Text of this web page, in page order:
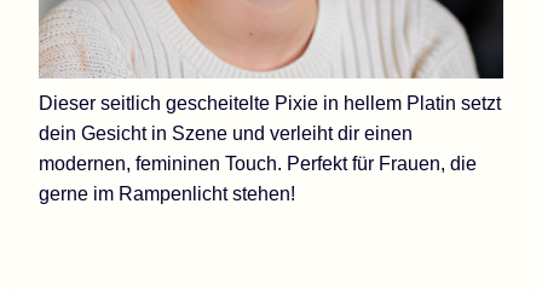
Dieser seitlich gescheitelte Pixie in hellem Platin setzt
dein Gesicht in Szene und verleiht dir einen
modernen, femininen Touch. Perfekt für Frauen, die
gerne im Rampenlicht stehen!